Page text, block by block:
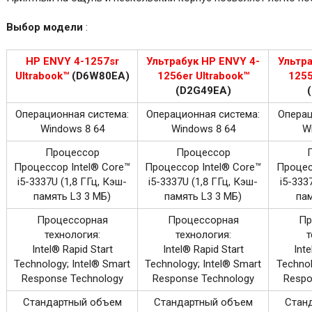
Выбор модели :
HP ENVY 4-1257sr
Ultrabook™(D6W80EA)
Ультрабук HP ENVY 4-
1256er Ultrabook™
(D2G49EA)
Операционная система:
Windows 8 64
Операционная система:
Windows 8 64
Процессор
Процессор Intel® Core™
i5-3337U (1,8 ГГц, Кэш-
память L3 3 МБ)
Процессор
Процессор Intel® Core™
i5-3337U (1,8 ГГц, Кэш-
память L3 3 МБ)
i5-
Процессорная
технология:
Intel® Rapid Start
Technology; Intel® Smart
Response Technology
Процессорная
технология:
Intel® Rapid Start
Technology; Intel® Smart
Response Technology
Стандартный объем
Стандартный объем